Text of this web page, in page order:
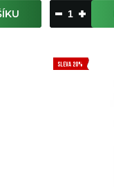
SLEVA 20%